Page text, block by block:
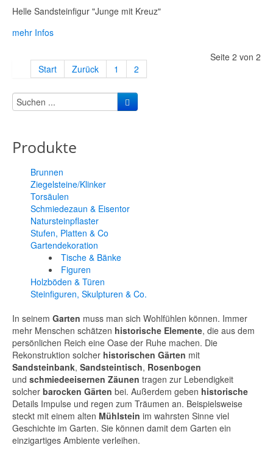
Helle Sandsteinfigur "Junge mit Kreuz"
mehr Infos
Seite 2 von 2
Start
Zurück 1 2
Produkte
Brunnen
Ziegelsteine/Klinker
Torsäulen
Schmiedezaun & Eisentor
Natursteinpflaster
Stufen, Platten & Co
Gartendekoration
Tische & Bänke
Figuren
Holzböden & Türen
Steinfiguren, Skulpturen & Co.
In seinem Garten muss man sich Wohlfühlen können. Immer
mehr Menschen schätzen historische Elemente, die aus dem
persönlichen Reich eine Oase der Ruhe machen. Die
Rekonstruktion solcher historischen Gärten mit
Sandsteinbank, Sandsteintisch, Rosenbogen
und schmiedeeisernen Zäunen tragen zur Lebendigkeit
solcher barocken Gärten bei. Außerdem geben historische
Details Impulse und regen zum Träumen an. Beispielsweise
steckt mit einem alten Mühlstein im wahrsten Sinne viel
Geschichte im Garten. Sie können damit dem Garten ein
einzigartiges Ambiente verleihen.